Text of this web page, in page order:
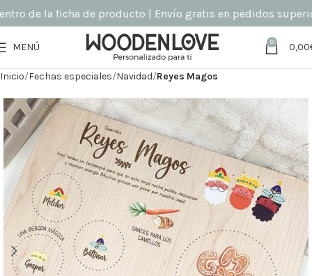
de la ficha de producto | Envío gratis en pedidos
MENÚ 0 0,00
Inicio Fechas especiales Navidad Reyes Magos